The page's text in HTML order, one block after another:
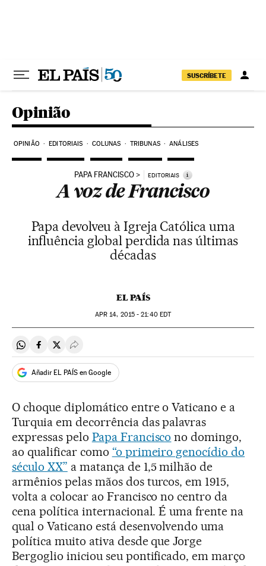
SUSCRÍBETE
Opinião
OPINIÃO EDITORIAIS COLUNAS TRIBUNAS ANÁLISES
PAPA FRANCISCO EDITORIAIS i
A voz de Francisco
Papa devolveu à Igreja Católica uma
influência global perdida nas últimas
décadas
EL PAÍS
APR 14, 2015 - 21:40EDT
Compartir en Whatsapp
Compartir en Facebook
Compartir en Twitter
Desplegar Redes Sociales
Añadir EL PAÍS en Google
O choque diplomático entre o Vaticano e a
Turquia em decorrência das palavras
expressas pelo Papa Francisco no domingo,
ao qualificar como “o primeiro genocídio do
século XX” a matança de 1,5 milhão de
armênios pelas mãos dos turcos, em 1915,
volta a colocar ao Francisco no centro da
cena política internacional. É uma frente na
qual o Vaticano está desenvolvendo uma
política muito ativa desde que Jorge
Bergoglio iniciou seu pontificado, em março